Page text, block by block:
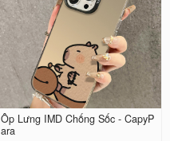
Ốp Lưng IMD Chống Sốc - CapyP
ara